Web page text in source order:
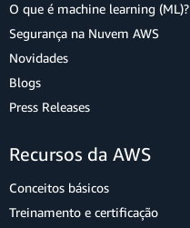
O que é machine learning (ML)?
Segurança na Nuvem AWS
Novidades
Blogs
Press Releases
Recursos da AWS
Conceitos básicos
Treinamento e certificação